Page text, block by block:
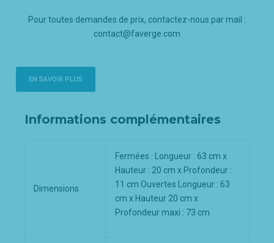
Pour toutes demandes de prix, contactez-nous par mail :
contact@faverge.com
EN SAVOIR PLUS
Informations complémentaires
Dimensions
Fermées : Longueur : 63 cm x
Hauteur : 20 cm x Profondeur :
11 cm Ouvertes Longueur : 63
cm x Hauteur 20 cm x
Profondeur maxi : 73 cm